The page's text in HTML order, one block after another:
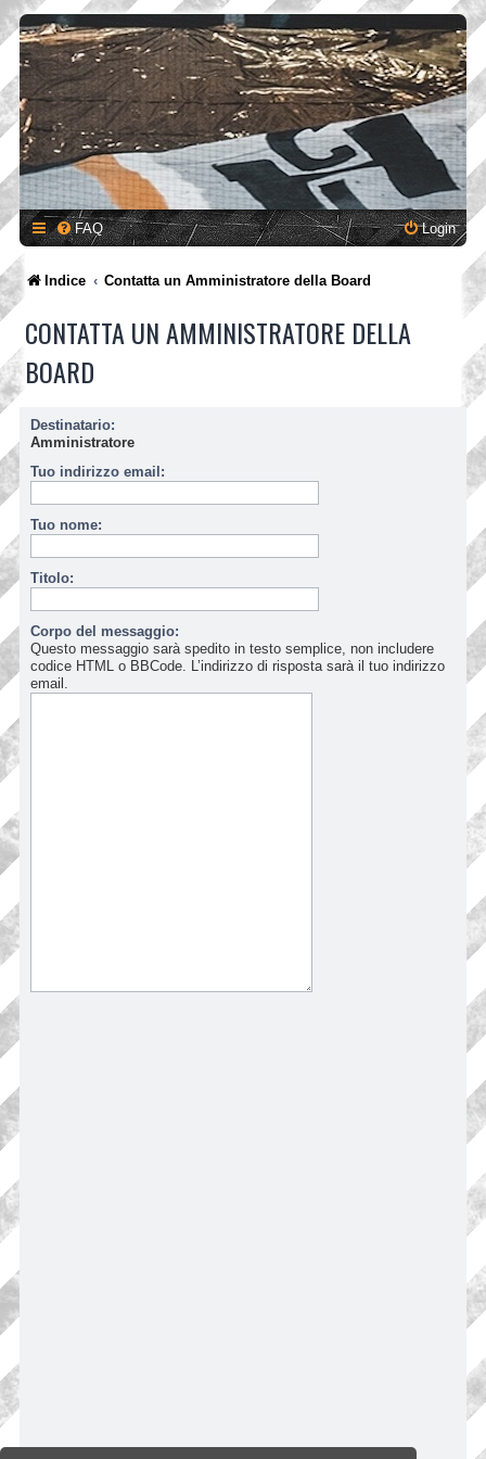
FAQ Login
Indice Contatta un Amministratore della Board
CONTATTA UN AMMINISTRATORE DELLA
BOARD
Destinatario:
Amministratore
Tuo indirizzo email:
Tuo nome:
Titolo:
Corpo del messaggio:
Questo messaggio sarà spedito in testo semplice, non includere
codice HTML o BBCode. L’indirizzo di risposta sarà il tuo indirizzo
email.